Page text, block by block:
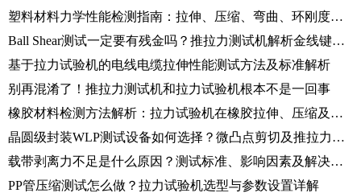
塑料材料力学性能检测指南：拉伸、压缩、弯曲、环刚度测试方法解析
Ball Shear测试一定要有残金吗？推拉力测试机解析金线键合可靠性
基于拉力试验机的电线电缆拉伸性能测试方法及标准解析
别再混淆了！推拉力测试机和拉力试验机根本不是一回事
橡胶材料检测方法解析：拉力试验机在橡胶拉伸、压缩及撕裂测试中的应用
晶圆级封装WLP测试设备如何选择？微凸点剪切及推拉力测试方法介绍
载带剥离力不足是什么原因？测试标准、影响因素及解决方法详解
PP管压缩测试怎么做？拉力试验机选型与参数设置详解